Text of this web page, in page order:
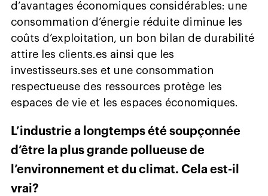
d’avantages économiques considérables: une
consommation d’énergie réduite diminue les
coûts d’exploitation, un bon bilan de durabilité
attire les clients.es ainsi que les
investisseurs.ses et une consommation
respectueuse des ressources protège les
espaces de vie et les espaces économiques.
L’industrie a longtemps été soupçonnée
d’être la plus grande pollueuse de
l’environnement et du climat. Cela est-il
vrai?